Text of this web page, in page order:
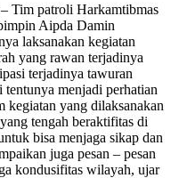
– Tim patroli Harkamtibmas
Aipda Damin
laksanakan kegiatan
yang rawan terjadinya
terjadinya tawuran
menjadi perhatian
kegiatan yang dilaksanakan
tengah beraktifitas di
bisa menjaga sikap dan
juga pesan – pesan
kondusifitas wilayah, ujar